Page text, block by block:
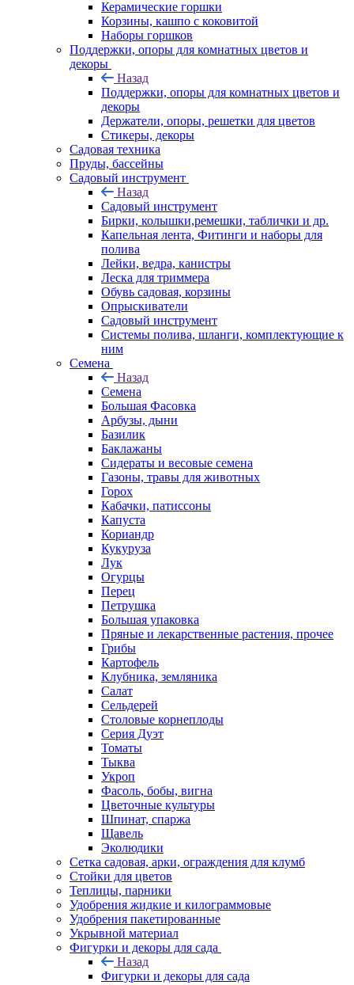
Керамические горшки
Корзины, кашпо с коковитой
Наборы горшков
Поддержки, опоры для комнатных цветов и
декоры
Назад
Поддержки, опоры для комнатных цветов и
декоры
Держатели, опоры, решетки для цветов
Стикеры, декоры
Садовая техника
Пруды, бассейны
Садовый инструмент
Назад
Садовый инструмент
Бирки, колышки,ремешки, таблички и др.
Капельная лента, Фитинги и наборы для
полива
Лейки, ведра, канистры
Леска для триммера
Обувь садовая, корзины
Опрыскиватели
Садовый инструмент
Системы полива, шланги, комплектующие к
ним
Семена
Назад
Семена
Большая Фасовка
Арбузы, дыни
Базилик
Баклажаны
Сидераты и весовые семена
Газоны, травы для животных
Горох
Кабачки, патиссоны
Капуста
Кориандр
Кукуруза
Лук
Огурцы
Перец
Петрушка
Большая упаковка
Пряные и лекарственные растения, прочее
Грибы
Картофель
Клубника, земляника
Салат
Сельдерей
Столовые корнеплоды
Серия Дуэт
Томаты
Тыква
Укроп
Фасоль, бобы, вигна
Цветочные культуры
Шпинат, спаржа
Щавель
Эколюдики
Сетка садовая, арки, ограждения для клумб
Стойки для цветов
Теплицы, парники
Удобрения жидкие и килограммовые
Удобрения пакетированные
Укрывной материал
Фигурки и декоры для сада
Назад
Фигурки и декоры для сада